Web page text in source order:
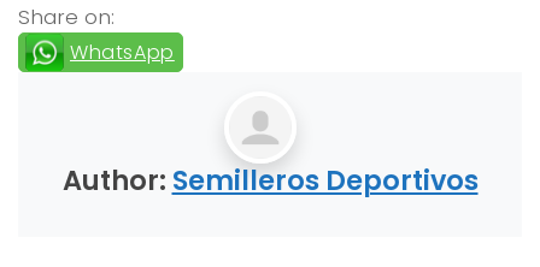
Share on:
WhatsApp
Author: Semilleros Deportivos